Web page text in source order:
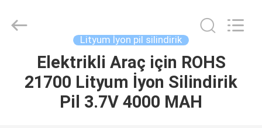
Energy
Technology
Lityum İyon pil silindirik
Elektrikli Araç için ROHS
21700 Lityum İyon Silindirik
Pil 3.7V 4000 MAH